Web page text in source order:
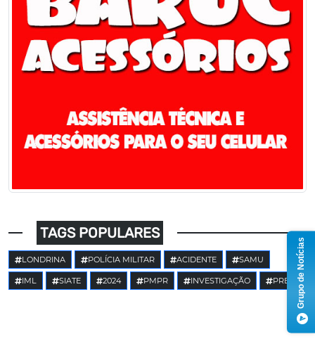
TAGS POPULARES
LONDRINA POLÍCIA MILITAR ACIDENTE SAMU
IML SIATE 2024 PMPR INVESTIGAÇÃO PRE Grupo de Notícias